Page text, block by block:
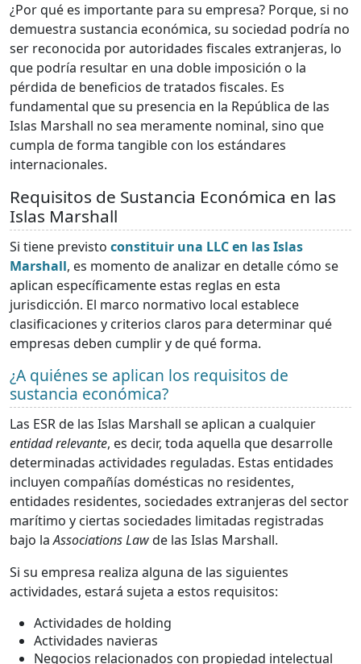
¿Por qué es importante para su empresa? Porque, si no
demuestra sustancia económica, su sociedad podría no
ser reconocida por autoridades fiscales extranjeras, lo
que podría resultar en una doble imposición o la
pérdida de beneficios de tratados fiscales. Es
fundamental que su presencia en la República de las
Islas Marshall no sea meramente nominal, sino que
cumpla de forma tangible con los estándares
internacionales.
Requisitos de Sustancia Económica en las
Islas Marshall
Si tiene previsto constituir una LLC en las Islas
Marshall, es momento de analizar en detalle cómo se
aplican específicamente estas reglas en esta
jurisdicción. El marco normativo local establece
clasificaciones y criterios claros para determinar qué
empresas deben cumplir y de qué forma.
¿A quiénes se aplican los requisitos de
sustancia económica?
Las ESR de las Islas Marshall se aplican a cualquier
entidad relevante, es decir, toda aquella que desarrolle
determinadas actividades reguladas. Estas entidades
incluyen compañías domésticas no residentes,
entidades residentes, sociedades extranjeras del sector
marítimo y ciertas sociedades limitadas registradas
bajo laAssociations Lawde las Islas Marshall.
Si su empresa realiza alguna de las siguientes
actividades, estará sujeta a estos requisitos:
Actividades de holding
Actividades navieras
Negocios relacionados con propiedad intelectual